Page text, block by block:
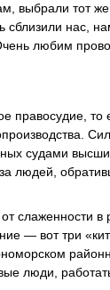
тот же
нас,
любим
правосудие, то
судами
людей,
слаженности в
— вот три
люди,